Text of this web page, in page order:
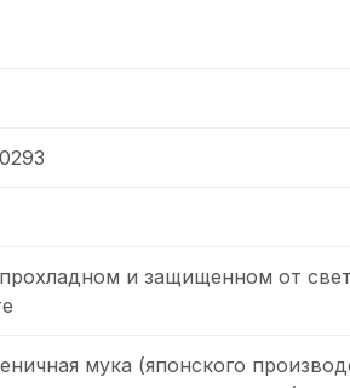
и защищенном от
мука (японского